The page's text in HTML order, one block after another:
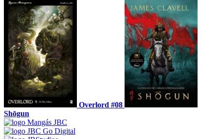
Overlord #08
Shōgun